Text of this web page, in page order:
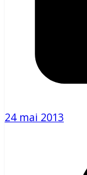
24 mai 2013